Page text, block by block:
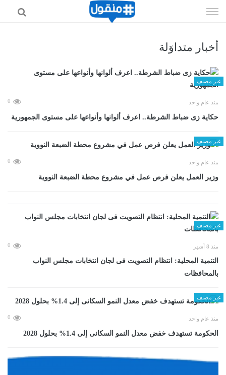
الى
أخبار متداوَلة
غير مصنف
منذ عام واحد 0
حكاية زى ضباط الشرطة.. اعرف ألوانها وأنواعها على مستوى الجمهورية
غير مصنف
منذ عام واحد 0
وزير العمل يعلن فرص عمل في مشروع محطة الضبعة النووية
غير مصنف
منذ 8 أشهر 0
التنمية المحلية: انتظام التصويت فى لجان انتخابات مجلس النواب
بالمحافظات
غير مصنف
منذ عام واحد 0
الحكومة تستهدف خفض معدل النمو السكانى إلى 1.4% بحلول 2028